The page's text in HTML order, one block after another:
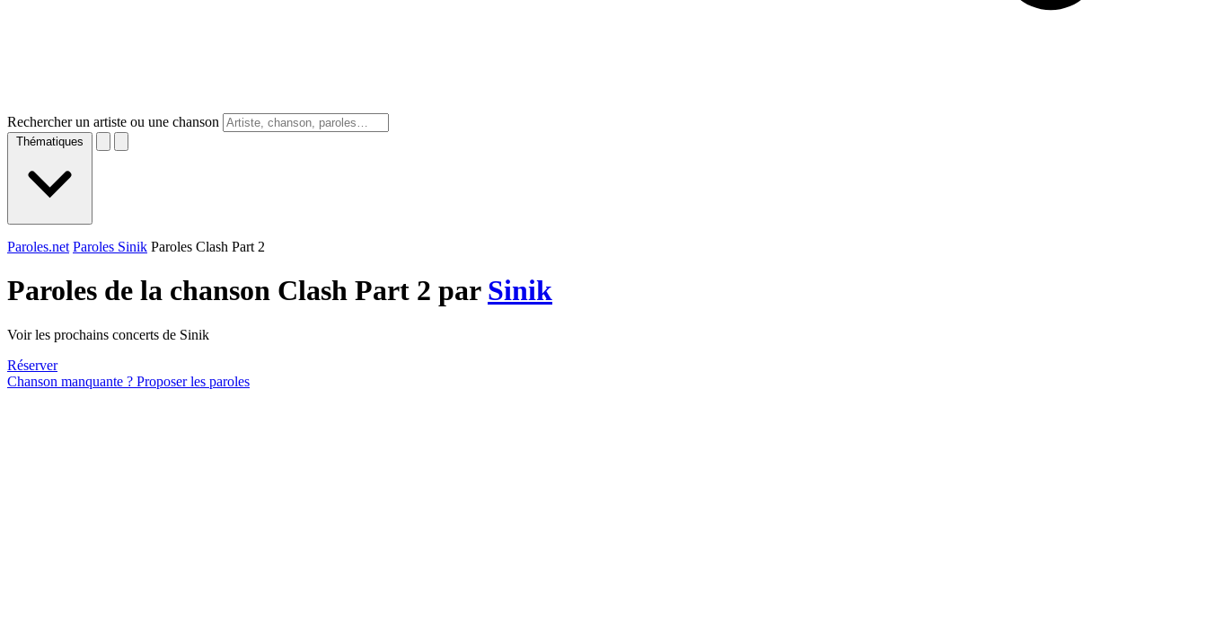
Rechercher un artiste ou une chanson
Thématiques
Paroles.net Paroles Sinik Paroles Clash Part 2
Paroles de la chanson Clash Part 2 par Sinik
Voir les prochains concerts de Sinik
Réserver
Chanson manquante ? Proposer les paroles